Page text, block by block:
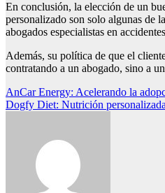
En conclusión, la elección de un
personalizado son solo algunas de
abogados especialistas en
Además, su política de que el
contratando a un abogado, sino a
Navegación
de
AnCar Energy: Acelerando la
Dogfy Diet: Nutrición